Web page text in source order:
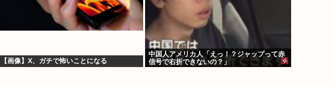
【画像】X、ガチで怖いことになる
中国人アメリカ人「えっ！？ジャップって赤
信号で右折できないの？」